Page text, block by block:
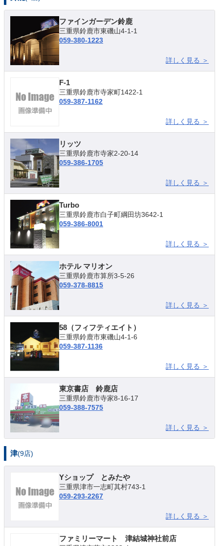
ファインガーデン鈴鹿
三重県鈴鹿市東磯山4-1-1
059-380-1223
詳しく見る ＞
F-1
三重県鈴鹿市寺家町1422-1
059-387-1162
詳しく見る ＞
リッツ
三重県鈴鹿市寺家2-20-14
059-386-1705
詳しく見る ＞
Turbo
三重県鈴鹿市白子町綱田坊3642-1
059-386-8001
詳しく見る ＞
ホテル マリオン
三重県鈴鹿市算所3-5-26
059-378-8815
詳しく見る ＞
58（フィフティエイト）
三重県鈴鹿市東磯山4-1-6
059-387-1136
詳しく見る ＞
東京書店 鈴鹿店
三重県鈴鹿市寺家8-16-17
059-388-7575
詳しく見る ＞
津(9店)
Yショップ とみたや
三重県津市一志町其村743-1
059-293-2267
詳しく見る ＞
ファミリーマート 津結城神社前店